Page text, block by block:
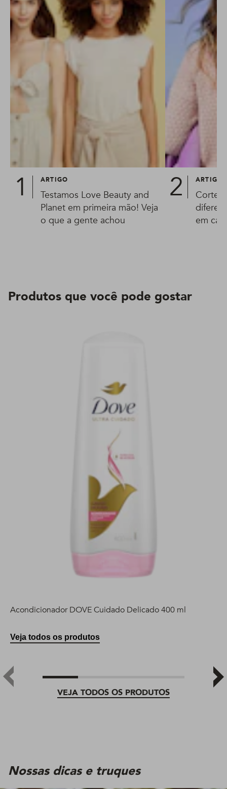
ARTIGO
Testamos Love Beauty and
Planet em primeira mão! Veja
o que a gente achou
ARTIGO
Corte
em
Produtos que você pode gostar
VEJA TODOS OS PRODUTOS
Acondicionador DOVE Cuidado Delicado 400 ml
Veja todos os produtos
Nossas dicas e truques